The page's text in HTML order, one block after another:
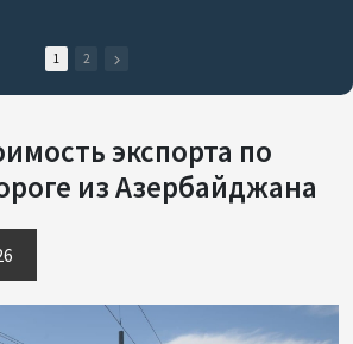
1 2
экспорта по
из Азербайджана